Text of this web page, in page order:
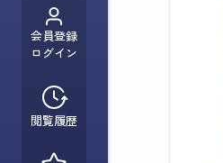
会員登録
ログイン
閲覧履歴